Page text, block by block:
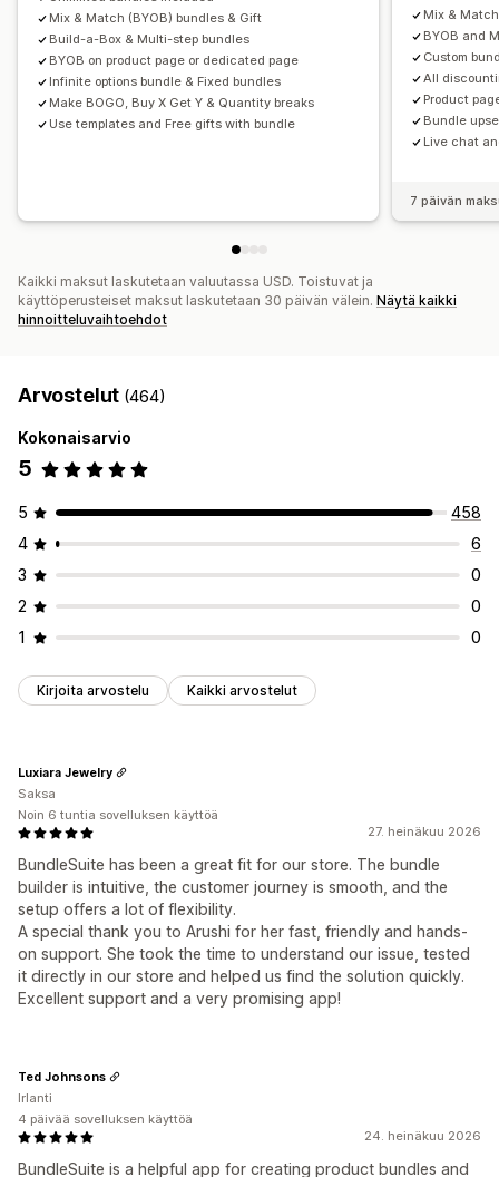
Kiinteät alennukset
Prosenttialennukset
Korialennukset
Ilmainen toimitus Kaksi yhden hinnalla
Tukkuhinnoittelu Dynaaminen hinnoittelu
Mukautettu hinnoittelu
Mix & Match (BYOB) bundles & Gift
Build-a-Box & Multi-step bundles
BYOB on product page or dedicated page
Infinite options bundle & Fixed bundles
Make BOGO, Buy X Get Y & Quantity breaks
Use templates and Free gifts with bundle
Mix &
BYOB and
Custom
All
Product
Bundle
Live chat
7 päivän
Kaikki maksut laskutetaan valuutassa USD. Toistuvat ja
käyttöperusteiset maksut laskutetaan 30 päivän välein. Näytä kaikki
hinnoitteluvaihtoehdot
Arvostelut (464)
Kokonaisarvio
5
5
458
4
6
3
0
2
0
1
0
Kirjoita arvostelu Kaikki arvostelut
27. heinäkuu 2026
BundleSuite has been a great fit for our store. The bundle
builder is intuitive, the customer journey is smooth, and the
setup offers a lot of flexibility.
A special thank you to Arushi for her fast, friendly and hands-
on support. She took the time to understand our issue, tested
it directly in our store and helped us find the solution quickly.
Excellent support and a very promising app!
Luxiara Jewelry
Saksa
Noin 6 tuntia sovelluksen käyttöä
24. heinäkuu 2026
BundleSuite is a helpful app for creating product bundles and
Ted Johnsons
Irlanti
4 päivää sovelluksen käyttöä